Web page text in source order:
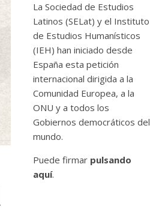
La Sociedad de Estudios
Latinos (SELat) y el Instituto
de Estudios Humanísticos
(IEH) han iniciado desde
España esta petición
internacional dirigida a la
Comunidad Europea, a la
ONU y a todos los
Gobiernos democráticos del
mundo.
Puede firmar pulsando
aquí.